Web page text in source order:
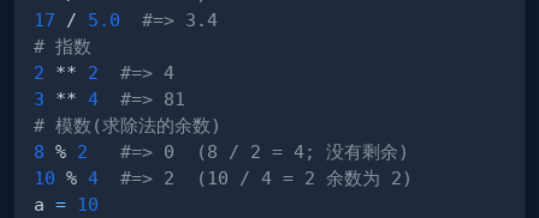
17 / 5.0
#=> 3.4
# 指数
2 ** 2
#=> 4
3 ** 4
#=> 81
# 模数(求除法的余数)
8 % 2
#=> 0  (8 / 2 = 4; 没有剩余)
10 % 4
#=> 2  (10 / 4 = 2 余数为 2)
a = 10